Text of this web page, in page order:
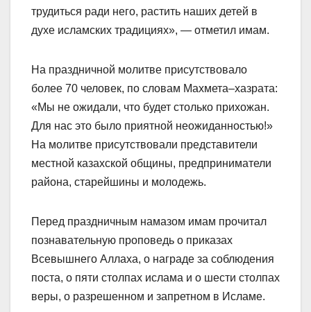
трудиться ради него, растить наших детей в
духе исламских традициях», — отметил имам.
На праздничной молитве присутствовало
более 70 человек, по словам Махмета–хазрата:
«Мы не ожидали, что будет столько прихожан.
Для нас это было приятной неожиданностью!»
На молитве присутствовали представители
местной казахской общины, предприниматели
района, старейшины и молодежь.
Перед праздничным намазом имам прочитал
познавательную проповедь о приказах
Всевышнего Аллаха, о награде за соблюдения
поста, о пяти столпах ислама и о шести столпах
веры, о разрешенном и запретном в Исламе.